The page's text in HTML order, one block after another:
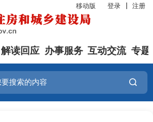
移动版 登录 注册
解读回应 办事服务 互动交流 专题